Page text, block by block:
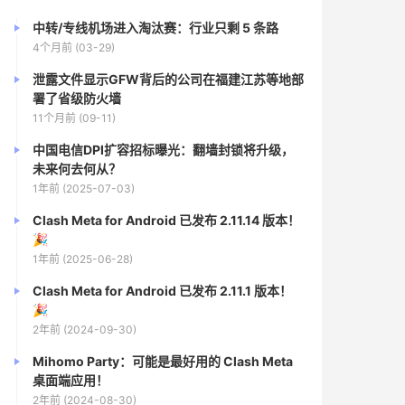
中转/专线机场进入淘汰赛：行业只剩 5 条路
4个月前 (03-29)
泄露文件显示GFW背后的公司在福建江苏等地部
署了省级防火墙
11个月前 (09-11)
中国电信DPI扩容招标曝光：翻墙封锁将升级，
未来何去何从？
1年前 (2025-07-03)
Clash Meta for Android 已发布 2.11.14 版本！
🎉
1年前 (2025-06-28)
Clash Meta for Android 已发布 2.11.1 版本！
🎉
2年前 (2024-09-30)
Mihomo Party：可能是最好用的 Clash Meta
桌面端应用！
2年前 (2024-08-30)